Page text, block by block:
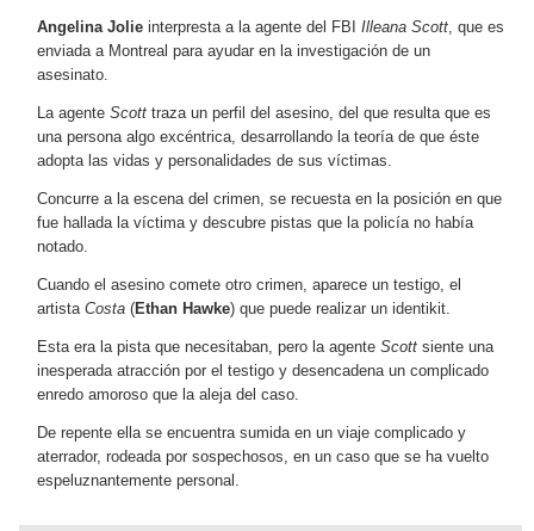
Angelina Jolie interpresta a la agente del FBI Illeana Scott, que es
enviada a Montreal para ayudar en la investigación de un
asesinato.
La agente Scott traza un perfil del asesino, del que resulta que es
una persona algo excéntrica, desarrollando la teoría de que éste
adopta las vidas y personalidades de sus víctimas.
Concurre a la escena del crimen, se recuesta en la posición en que
fue hallada la víctima y descubre pistas que la policía no había
notado.
Cuando el asesino comete otro crimen, aparece un testigo, el
artista Costa (Ethan Hawke) que puede realizar un identikit.
Esta era la pista que necesitaban, pero la agente Scott siente una
inesperada atracción por el testigo y desencadena un complicado
enredo amoroso que la aleja del caso.
De repente ella se encuentra sumida en un viaje complicado y
aterrador, rodeada por sospechosos, en un caso que se ha vuelto
espeluznantemente personal.